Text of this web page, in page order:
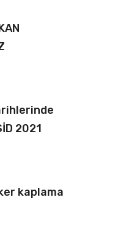
2021
kaplama